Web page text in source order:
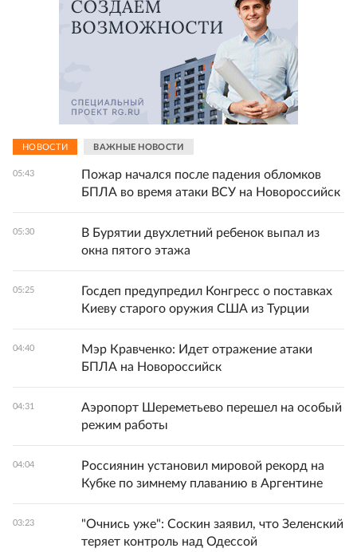
НОВОСТИ ВАЖНЫЕ НОВОСТИ
05:43
Пожар начался после падения обломков
БПЛА во время атаки ВСУ на Новороссийск
05:30
В Бурятии двухлетний ребенок выпал из
окна пятого этажа
05:25
Госдеп предупредил Конгресс о поставках
Киеву старого оружия США из Турции
04:40
Мэр Кравченко: Идет отражение атаки
БПЛА на Новороссийск
04:31
Аэропорт Шереметьево перешел на особый
режим работы
04:04
Россиянин установил мировой рекорд на
Кубке по зимнему плаванию в Аргентине
03:23
"Очнись уже": Соскин заявил, что Зеленский
теряет контроль над Одессой